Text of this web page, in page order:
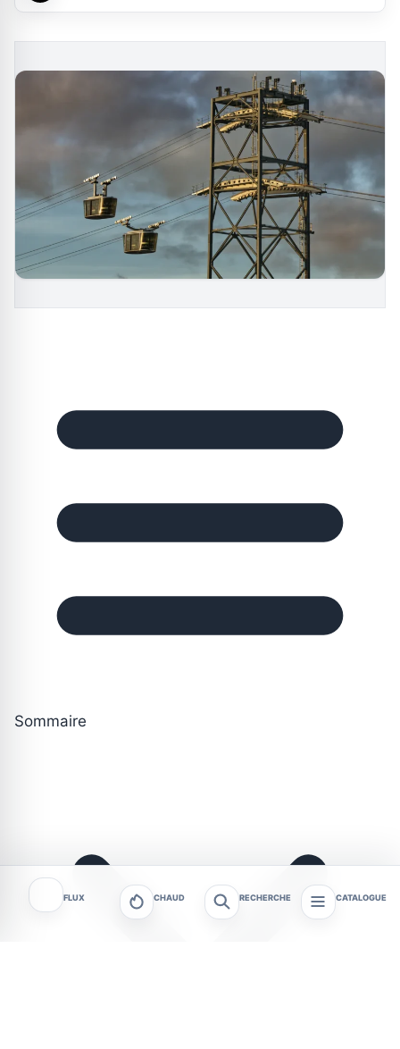
Sommaire
FLUX CHAUD RECHERCHE CATALOGUE